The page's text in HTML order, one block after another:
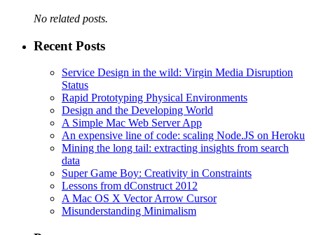
No related posts.
Recent Posts
Service Design in the wild: Virgin Media Disruption
Status
Rapid Prototyping Physical Environments
Design and the Developing World
A Simple Mac Web Server App
An expensive line of code: scaling Node.JS on Heroku
Mining the long tail: extracting insights from search
data
Super Game Boy: Creativity in Constraints
Lessons from dConstruct 2012
A Mac OS X Vector Arrow Cursor
Misunderstanding Minimalism